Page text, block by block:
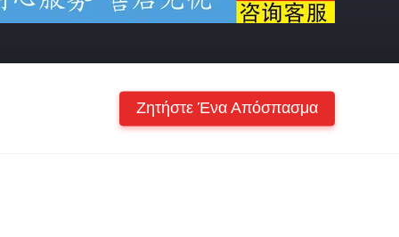
Ζητήστε Ένα Απόσπασμα